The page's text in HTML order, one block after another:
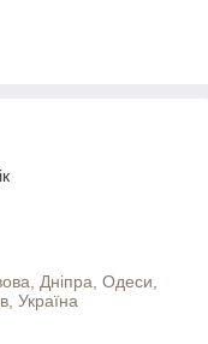
Дніпра, Одеси,
Україна